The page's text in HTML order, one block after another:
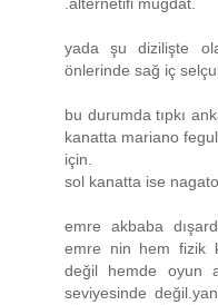
.alternetifi mugdat.
yada şu dizilişte
önlerinde sağ iç
bu durumda tıpkı
kanatta mariano
için.
sol kanatta ise
emre akbaba
emre nin hem fizik
değil hemde oyun
seviyesinde